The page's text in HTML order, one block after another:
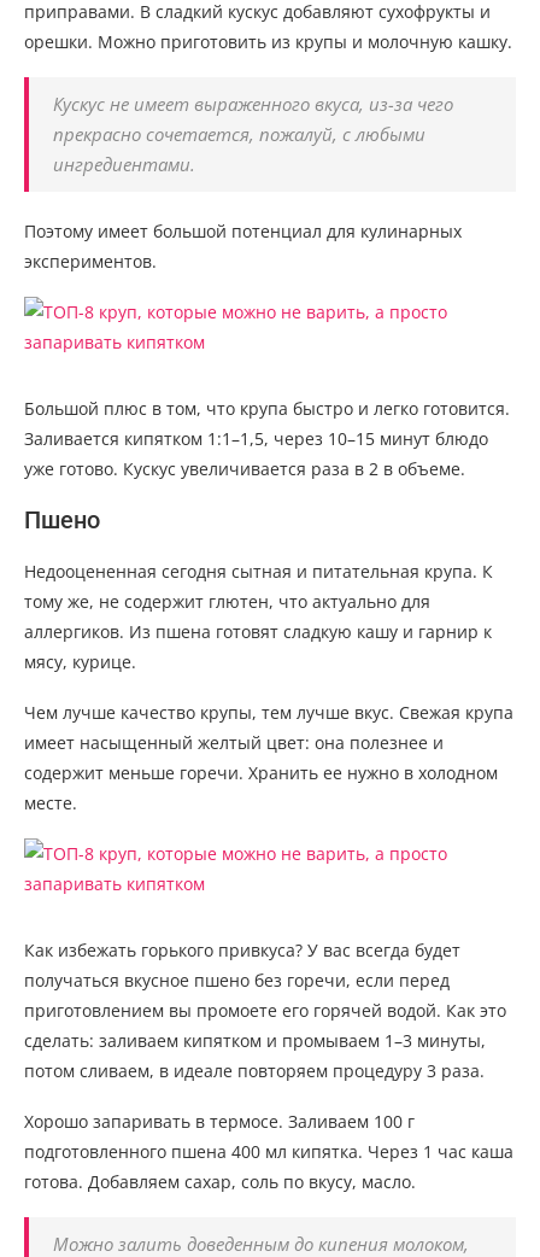
приправами. В сладкий кускус добавляют сухофрукты и
орешки. Можно приготовить из крупы и молочную кашку.
Кускус не имеет выраженного вкуса, из-за чего
прекрасно сочетается, пожалуй, с любыми
ингредиентами.
Поэтому имеет большой потенциал для кулинарных
экспериментов.
Большой плюс в том, что крупа быстро и легко готовится.
Заливается кипятком 1:1–1,5, через 10–15 минут блюдо
уже готово. Кускус увеличивается раза в 2 в объеме.
Пшено
Недооцененная сегодня сытная и питательная крупа. К
тому же, не содержит глютен, что актуально для
аллергиков. Из пшена готовят сладкую кашу и гарнир к
мясу, курице.
Чем лучше качество крупы, тем лучше вкус. Свежая крупа
имеет насыщенный желтый цвет: она полезнее и
содержит меньше горечи. Хранить ее нужно в холодном
месте.
Как избежать горького привкуса? У вас всегда будет
получаться вкусное пшено без горечи, если перед
приготовлением вы промоете его горячей водой. Как это
сделать: заливаем кипятком и промываем 1–3 минуты,
потом сливаем, в идеале повторяем процедуру 3 раза.
Хорошо запаривать в термосе. Заливаем 100 г
подготовленного пшена 400 мл кипятка. Через 1 час каша
готова. Добавляем сахар, соль по вкусу, масло.
Можно залить доведенным до кипения молоком,